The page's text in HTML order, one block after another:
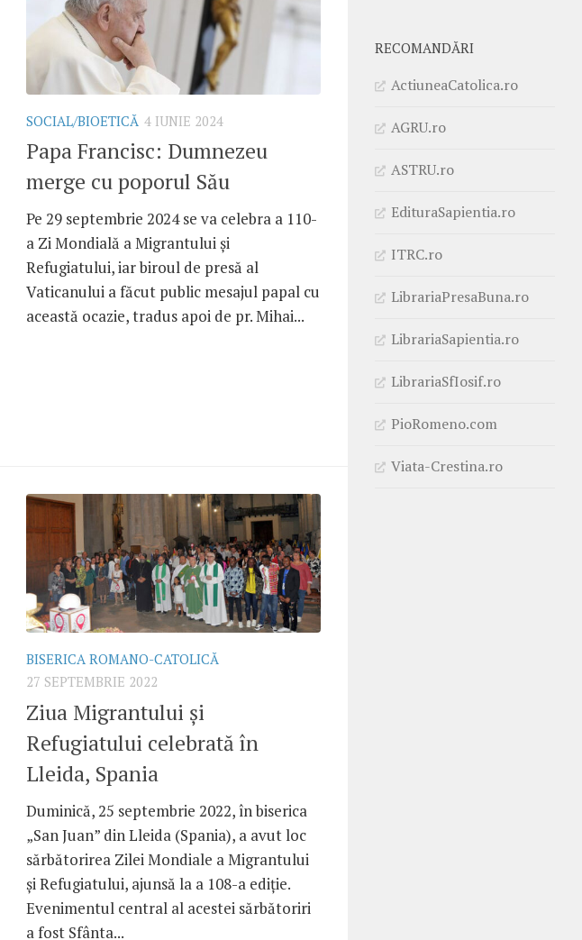
SOCIAL/BIOETICĂ 4 IUNIE 2024
Papa Francisc: Dumnezeu
merge cu poporul Său
Pe 29 septembrie 2024 se va celebra a 110-
a Zi Mondială a Migrantului și
Refugiatului, iar biroul de presă al
Vaticanului a făcut public mesajul papal cu
această ocazie, tradus apoi de pr. Mihai...
BISERICA ROMANO-CATOLICĂ
27 SEPTEMBRIE 2022
Ziua Migrantului și
Refugiatului celebrată în
Lleida, Spania
Duminică, 25 septembrie 2022, în biserica
„San Juan” din Lleida (Spania), a avut loc
sărbătorirea Zilei Mondiale a Migrantului
și Refugiatului, ajunsă la a 108-a ediție.
Evenimentul central al acestei sărbătoriri
a fost Sfânta...
RECOMANDĂRI
ActiuneaCatolica.ro
AGRU.ro
ASTRU.ro
EdituraSapientia.ro
ITRC.ro
LibrariaPresaBuna.ro
LibrariaSapientia.ro
LibrariaSfIosif.ro
PioRomeno.com
Viata-Crestina.ro